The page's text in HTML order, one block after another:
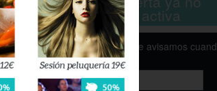
está activa
Déjanos tu email y te avisamos
esté disponible